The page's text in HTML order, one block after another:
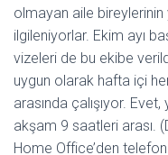
olmayan aile bireylerinin
ilgileniyorlar. Ekim ayı
vizeleri de bu ekibe
uygun olarak hafta içi
arasında çalışıyor.
akşam 9 saatleri arası.
Home Office’den telefon